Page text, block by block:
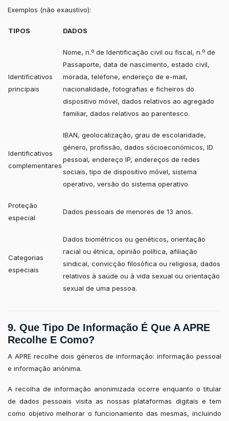
Exemplos (não exaustivo):
TIPOS DADOS
Identificativos
principais
Nome, n.º de Identificação civil ou fiscal, n.º de
Passaporte, data de nascimento, estado civil,
morada, telefone, endereço de e-mail,
nacionalidade, fotografias e ficheiros do
dispositivo móvel, dados relativos ao agregado
familiar, dados relativos ao parentesco.
Identificativos
complementares
IBAN, geolocalização, grau de escolaridade,
género, profissão, dados sócioeconómicos, ID
pessoal, endereço IP, endereços de redes
sociais, tipo de dispositivo móvel, sistema
operativo, versão do sistema operativo.
Proteção
especial
Dados pessoais de menores de 13 anos.
Categorias
especiais
Dados biométricos ou genéticos, orientação
racial ou étnica, opinião política, afiliação
sindical, convicção filosófica ou religiosa, dados
relativos à saúde ou à vida sexual ou orientação
sexual de uma pessoa.
9. Que Tipo De Informação É Que A APRE
Recolhe E Como?
A APRE recolhe dois géneros de informação: informação pessoal
e informação anónima.
A recolha de informação anonimizada ocorre enquanto o titular
de dados pessoais visita as nossas plataformas digitais e tem
como objetivo melhorar o funcionamento das mesmas, incluindo